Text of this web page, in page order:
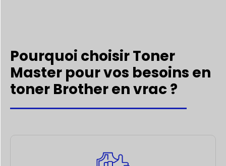
Pourquoi choisir Toner
Master pour vos besoins en
toner Brother en vrac ?